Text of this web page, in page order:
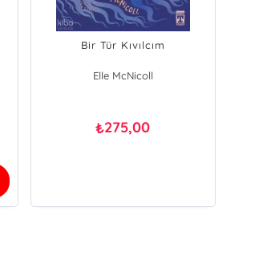
Bir Tür Kıvılcım
Elle McNicoll
₺275,00